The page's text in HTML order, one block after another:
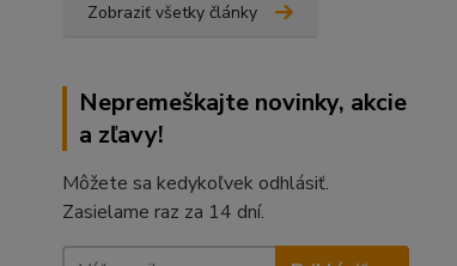
Zobraziť všetky články
Nepremeškajte novinky, akcie
a zľavy!
Môžete sa kedykoľvek odhlásiť.
Zasielame raz za 14 dní.